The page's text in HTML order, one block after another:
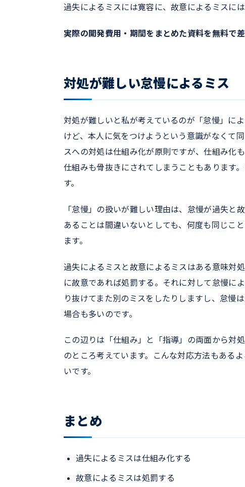
過失によるミスには寛容に、故意によるミスには
実際の開発費用・期間をまとめた資料を無料で差
対処が難しい怠慢によるミス
対処が難しいと私が考えているのが「怠慢」に
けど、本人に気をつけようという意識がなくて
スへの対処は仕組み化が原則ですが、仕組み化
仕組みも骨抜きにされてしまうこともあります
す。
「怠慢」の扱いが難しい理由は、怠慢が過失と
あることは間違いないとしても、何度も同じこ
ます。
過失によるミスと故意によるミスはある意味対
に故意であれば処罰する。それに対して怠慢に
り抜けてまた別のミスをしたりしますし、怠慢
場合も多いのです。
この辺りは「仕組み」と「指導」の両面から対
のところ考えています。こんな対応方法もある
いです。
まとめ
過失によるミスは仕組み化する
故意によるミスは処罰する